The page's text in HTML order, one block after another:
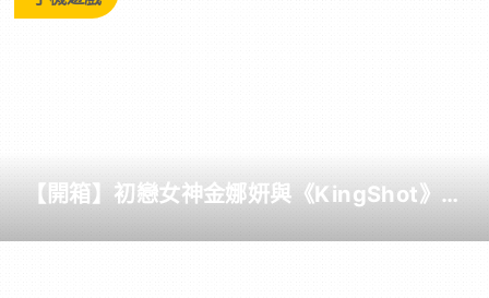
遊
戲
【開箱】初戀女神金娜妍與《KingShot》再